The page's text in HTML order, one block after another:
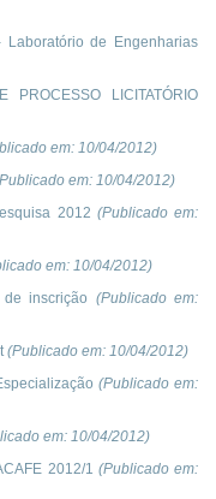
Laboratório de Engenharias
LICITATÓRIO
em: 10/04/2012)
em: 10/04/2012)
2012 (Publicado em:
em: 10/04/2012)
inscrição (Publicado em:
(Publicado em: 10/04/2012)
(Publicado em:
em: 10/04/2012)
2012/1 (Publicado em: